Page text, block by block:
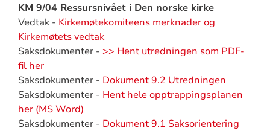
KM 9/04 Ressursnivået i Den norske kirke
Vedtak - Kirkemøtekomiteens merknader og
Kirkemøtets vedtak
Saksdokumenter - >> Hent utredningen som PDF-
fil her
Saksdokumenter - Dokument 9.2 Utredningen
Saksdokumenter - Hent hele opptrappingsplanen
her (MS Word)
Saksdokumenter - Dokument 9.1 Saksorientering